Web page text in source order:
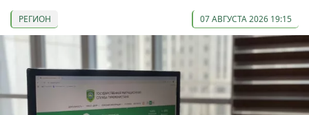
РЕГИОН 07 АВГУСТА 2026 19:15